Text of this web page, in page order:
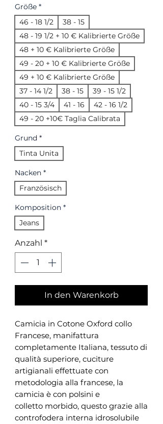
Größe *
46 - 18 1/2
38 - 15
48 - 19 1/2 + 10 € Kalibrierte Größe
48 + 10 € Kalibrierte Größe
49 - 20 + 10 € Kalibrierte Größe
49 + 10 € Kalibrierte Größe
37 - 14 1/2
38 - 15
39 - 15 1/2
40 - 15 3/4
41 - 16
42 - 16 1/2
49 - 20 +10€ Taglia Calibrata
Grund *
Tinta Unita
Nacken *
Französisch
Komposition *
Jeans
Anzahl *
In den Warenkorb
Camicia in Cotone Oxford collo
Francese, manifattura
completamente Italiana, tessuto di
qualità superiore, cuciture
artigianali effettuate con
metodologia alla francese, la
camicia è con polsini e
colletto morbido, questo grazie alla
controfodera interna idrosolubile